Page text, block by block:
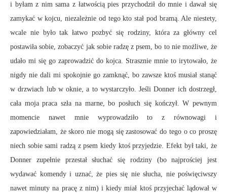
i byłam z nim sama z łatwością pies przychodził do mnie i dawał się
zamykać w kojcu, niezależnie od tego kto stał pod bramą. Ale niestety,
wcale nie było tak łatwo pozbyć się rodziny, która za główny cel
postawiła sobie, zobaczyć jak sobie radzę z psem, bo to nie możliwe, że
udało mi się go zaprowadzić do kojca. Strasznie mnie to irytowało, że
nigdy nie dali mi spokojnie go zamknąć, bo zawsze ktoś musiał stanąć
w drzwiach lub w oknie, a to wystarczyło. Jeśli Donner ich dostrzegł,
cała moja praca szła na marne, bo posłuch się kończył. W pewnym
momencie nawet mnie wyprowadziło to z równowagi i
zapowiedziałam, że skoro nie mogą się zastosować do tego o co proszę
niech sobie sami radzą z psem kiedy ktoś przyjedzie. Efekt był taki, że
Donner zupełnie przestał słuchać się rodziny (bo najprościej jest
wydawać komendy i uznać, że pies się nie słucha, nie poświęciwszy
nawet minuty na pracę z nim) i kiedy miał ktoś przyjechać lądował w